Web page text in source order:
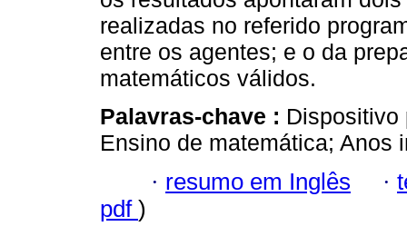
realizadas no referido
entre os agentes; e o da
matemáticos válidos.
Palavras-chave : Dispositivo
Ensino de matemática; Anos
· resumo em Inglês ·
pdf )